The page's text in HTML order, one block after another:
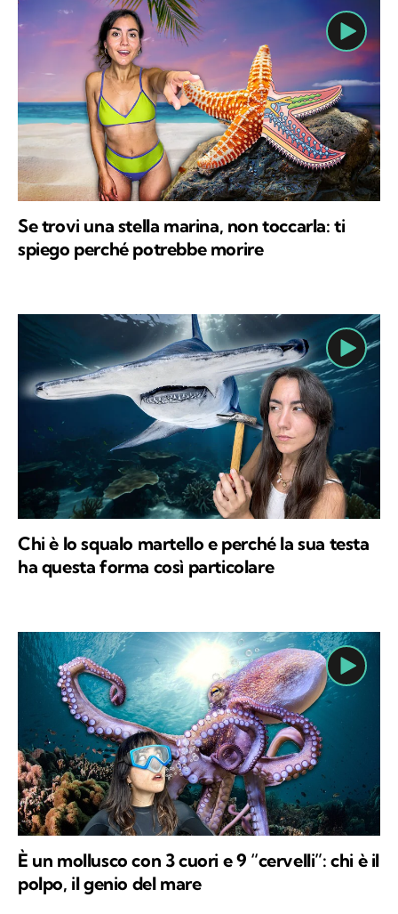
Se trovi una stella marina, non toccarla: ti
spiego perché potrebbe morire
Chi è lo squalo martello e perché la sua testa
ha questa forma così particolare
È un mollusco con 3 cuori e 9 “cervelli”: chi è il
polpo, il genio del mare